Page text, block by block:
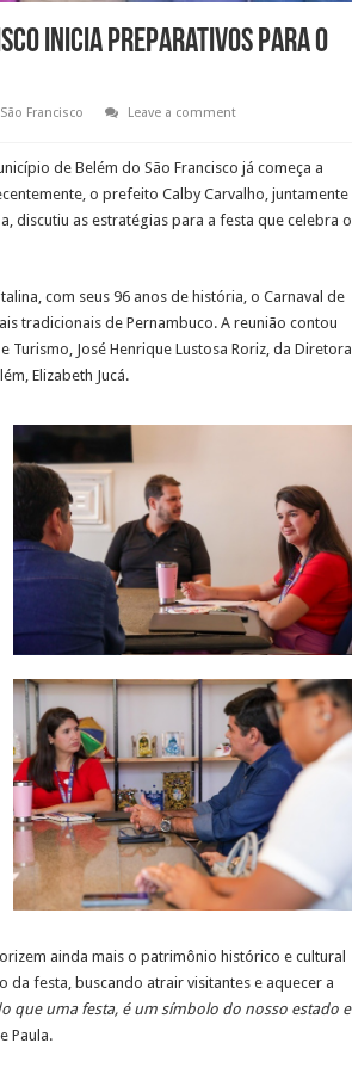
inicia preparativos para o
Francisco
Leave a comment
de Belém do São Francisco já começa a
o prefeito Calby Carvalho, juntamente
discutiu as estratégias para a festa que celebra o
com seus 96 anos de história, o Carnaval de
tradicionais de Pernambuco. A reunião contou
José Henrique Lustosa Roriz, da Diretora
Elizabeth Jucá.
ainda mais o patrimônio histórico e cultural
festa, buscando atrair visitantes e aquecer a
que uma festa, é um símbolo do nosso estado e
Paula.